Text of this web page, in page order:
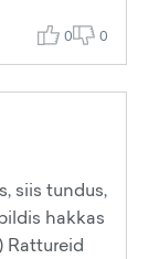
0 0
siis tundus,
hakkas
Rattureid